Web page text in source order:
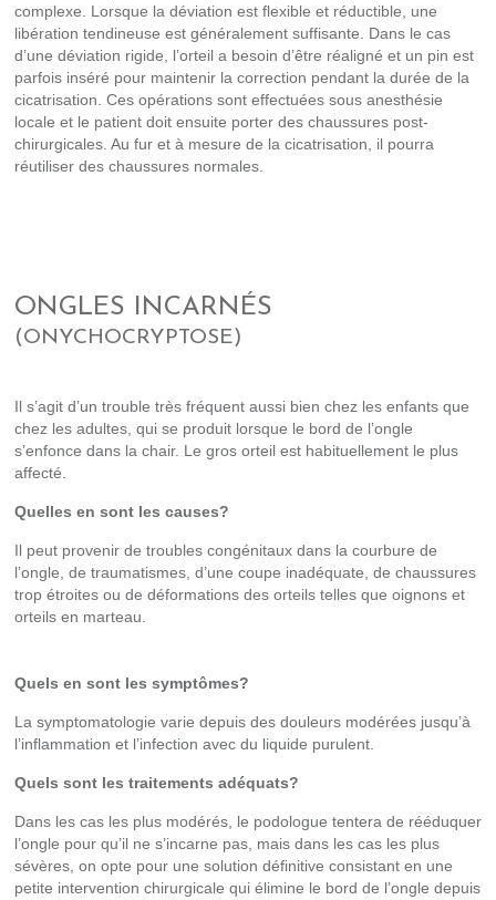
complexe. Lorsque la déviation est flexible et réductible, une
libération tendineuse est généralement suffisante. Dans le cas
d’une déviation rigide, l’orteil a besoin d’être réaligné et un pin est
parfois inséré pour maintenir la correction pendant la durée de la
cicatrisation. Ces opérations sont effectuées sous anesthésie
locale et le patient doit ensuite porter des chaussures post-
chirurgicales. Au fur et à mesure de la cicatrisation, il pourra
réutiliser des chaussures normales.
ONGLES INCARNÉS
(ONYCHOCRYPTOSE)
Il s’agit d’un trouble très fréquent aussi bien chez les enfants que
chez les adultes, qui se produit lorsque le bord de l’ongle
s’enfonce dans la chair. Le gros orteil est habituellement le plus
affecté.
Quelles en sont les causes?
Il peut provenir de troubles congénitaux dans la courbure de
l’ongle, de traumatismes, d’une coupe inadéquate, de chaussures
trop étroites ou de déformations des orteils telles que oignons et
orteils en marteau.
Quels en sont les symptômes?
La symptomatologie varie depuis des douleurs modérées jusqu’à
l’inflammation et l’infection avec du liquide purulent.
Quels sont les traitements adéquats?
Dans les cas les plus modérés, le podologue tentera de rééduquer
l’ongle pour qu’il ne s’incarne pas, mais dans les cas les plus
sévères, on opte pour une solution définitive consistant en une
petite intervention chirurgicale qui élimine le bord de l’ongle depuis